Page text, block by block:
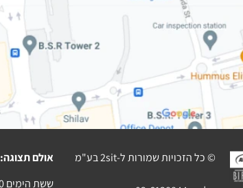
© כל הזכויות שמורות ל-2sit בע"מ
אולם תצוגה:
ששת הימים 10 בני ברק , קומה א'